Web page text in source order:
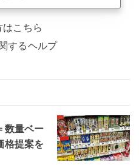
はこちら
するヘルプ
数量ベー
提案を